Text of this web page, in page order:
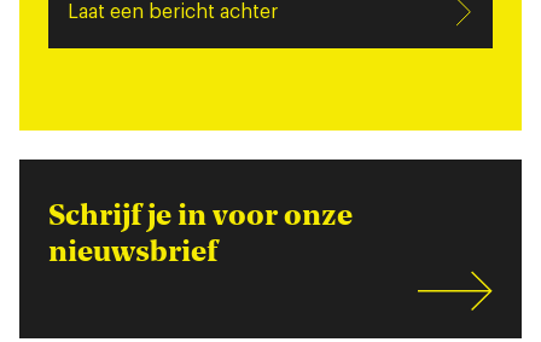
Laat een bericht achter
Schrijf je in voor onze
nieuwsbrief